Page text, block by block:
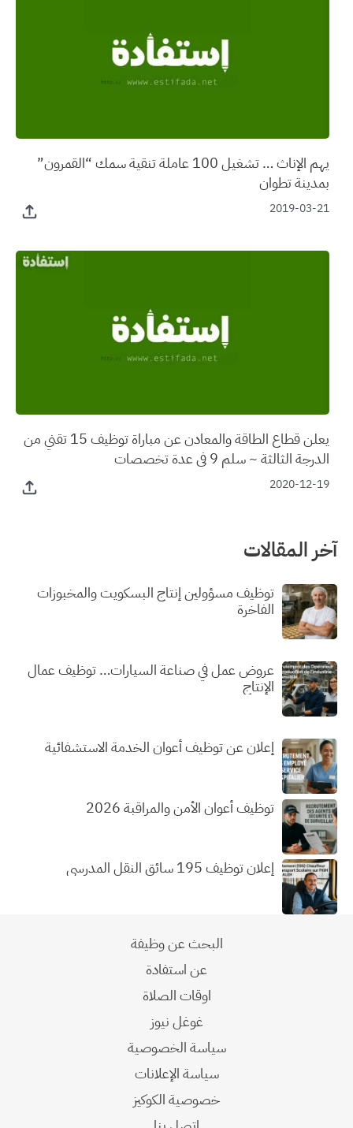
يهم الإناث … تشغيل 100 عاملة تنقية سمك “القمرون”
بمدينة تطوان
2019-03-21
يعلن قطاع الطاقة والمعادن عن مباراة توظيف 15 تقني من
الدرجة الثالثة ~ سلم 9 في عدة تخصصات
2020-12-19
آخر المقالات
توظيف مسؤولين إنتاج البسكويت والمخبوزات
الفاخرة
عروض عمل في صناعة السيارات… توظيف عمال
الإنتاج
إعلان عن توظيف أعوان الخدمة الاستشفائية
توظيف أعوان الأمن والمراقبة 2026
إعلان توظيف 195 سائق النقل المدرسي
البحث عن وظيفة
عن استفادة
اوقات الصلاة
غوغل نيوز
سياسة الخصوصية
سياسة الإعلانات
خصوصية الكوكيز